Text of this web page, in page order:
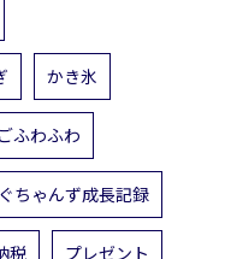
かき氷
ふわふわ
ちゃんず成長記録
税 プレゼント